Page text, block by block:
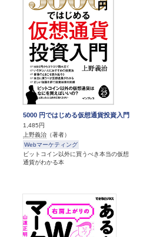
5000 円ではじめる仮想通貨投資入門
1,485円
上野義治 （著者）
Webマーケティング
ビットコイン以外に買うべき本当の仮想
通貨がわかる本